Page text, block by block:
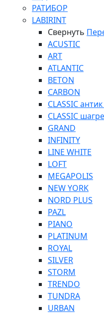
РАТИБОР
LABIRINT
Свернуть
ACUSTIC
ART
ATLANTIC
BETON
CARBON
CLASSIC
CLASSIC
GRAND
INFINITY
LINE WHITE
LOFT
MEGAPOLIS
NEW YORK
NORD PLUS
PAZL
PIANO
PLATINUM
ROYAL
SILVER
STORM
TRENDO
TUNDRA
URBAN